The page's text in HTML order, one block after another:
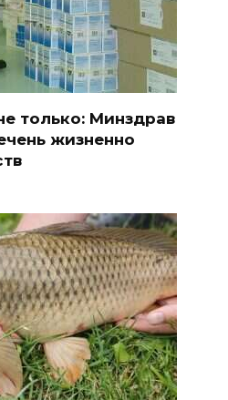
только: Минздрав
жизненно